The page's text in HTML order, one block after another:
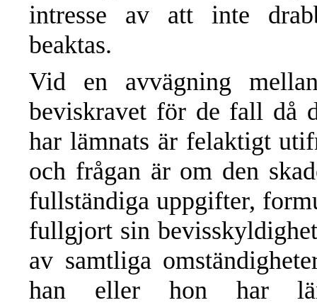
intresse av att inte
beaktas.
Vid en avvägning
beviskravet för de fall då
har lämnats är felaktigt
och frågan är om den
fullständiga uppgifter,
fullgjort sin
av samtliga
han eller hon har